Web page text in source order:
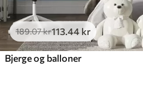
189.07kr113 .44 kr
Bjerge og balloner